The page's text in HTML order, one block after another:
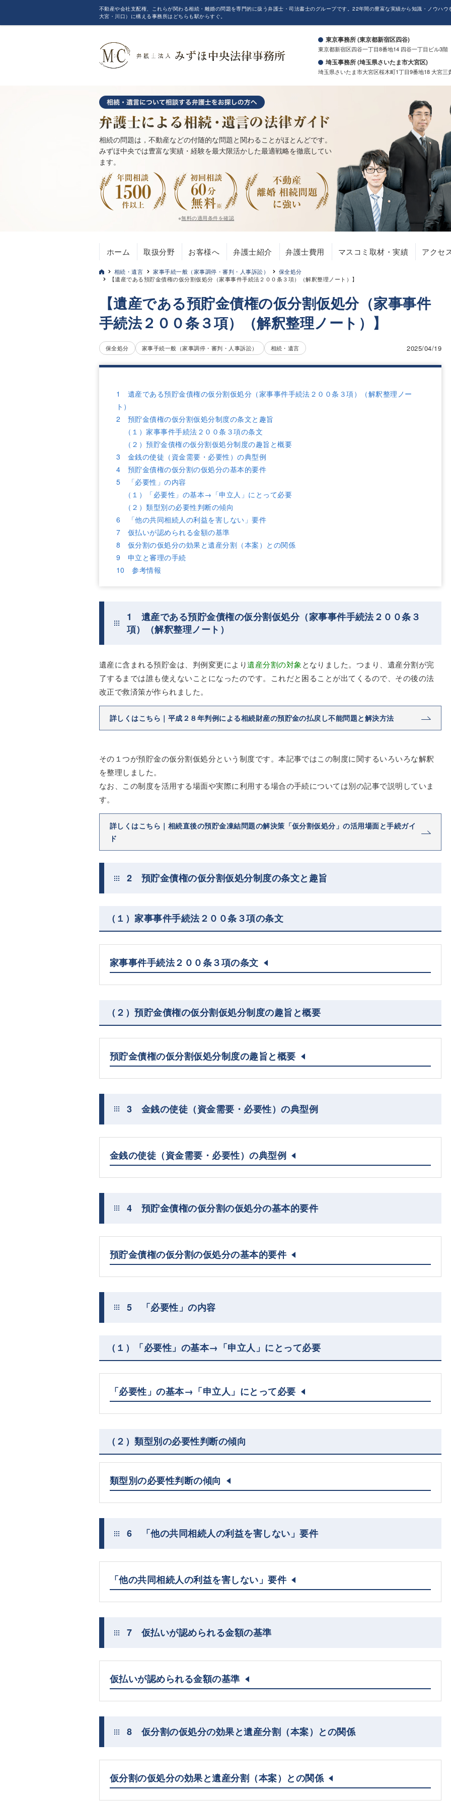
不動産や会社支配権、これらが関わる相続・離婚の問題を専門的に扱う弁護士・司法書士のグループです。22年間の豊富な実績から知識・ノウハ
大宮・川口）に構える事務所はどちらも駅からすぐ。
東京事務所 (東京都新宿区四谷)
東京都新宿区四谷一丁目8番地14 四谷一丁目ビル3階
埼玉事務所 (埼玉県さいたま市大宮区)
埼玉県さいたま市大宮区桜木町1丁目9番地18 大宮三
相続の問題は，不動産などの付随的な問題と関わることがほとんどです。
みずほ中央では豊富な実績・経験を最大限活かした最適戦略を徹底してい
ます。
※無料の適用条件を確認
ホーム 取扱分野 お客様へ 弁護士紹介 弁護士費用 マスコミ取材・実績 アクセ
相続・遺言 家事手続一般（家事調停・審判・人事訴訟）
保全処分
【遺産である預貯金債権の仮分割仮処分（家事事件手続法２００条３項）（解釈整理ノート）】
【遺産である預貯金債権の仮分割仮処分（家事事件
手続法２００条３項）（解釈整理ノート）】
保全処分 家事手続一般（家事調停・審判・人事訴訟） 相続・遺言 2025/04/19
1 遺産である預貯金債権の仮分割仮処分（家事事件手続法２００条３項）（解釈整理ノー
ト）
2 預貯金債権の仮分割仮処分制度の条文と趣旨
（１）家事事件手続法２００条３項の条文
（２）預貯金債権の仮分割仮処分制度の趣旨と概要
3 金銭の使徒（資金需要・必要性）の典型例
4 預貯金債権の仮分割の仮処分の基本的要件
5 「必要性」の内容
（１）「必要性」の基本→「申立人」にとって必要
（２）類型別の必要性判断の傾向
6 「他の共同相続人の利益を害しない」要件
7 仮払いが認められる金額の基準
8 仮分割の仮処分の効果と遺産分割（本案）との関係
9 申立と審理の手続
10 参考情報
1 遺産である預貯金債権の仮分割仮処分（家事事件手続法２００条３
項）（解釈整理ノート）
遺産に含まれる預貯金は、判例変更により遺産分割の対象 となりました。つまり、遺産分割が完
了するまでは誰も使えないことになったのです。これだと困ることが出てくるので、その後の法
改正で救済策が作られました。
詳しくはこちら｜平成２８年判例による相続財産の預貯金の払戻し不能問題と解決方法
その１つが預貯金の仮分割仮処分という制度です。本記事ではこの制度に関するいろいろな解釈
を整理しました。
なお、この制度を活用する場面や実際に利用する場合の手続については別の記事で説明していま
す。
詳しくはこちら｜相続直後の預貯金凍結問題の解決策「仮分割仮処分」の活用場面と手続ガイ
ド
2 預貯金債権の仮分割仮処分制度の条文と趣旨
（１）家事事件手続法２００条３項の条文
家事事件手続法２００条３項の条文
（２）預貯金債権の仮分割仮処分制度の趣旨と概要
預貯金債権の仮分割仮処分制度の趣旨と概要
3 金銭の使徒（資金需要・必要性）の典型例
金銭の使徒（資金需要・必要性）の典型例
4 預貯金債権の仮分割の仮処分の基本的要件
預貯金債権の仮分割の仮処分の基本的要件
5 「必要性」の内容
（１）「必要性」の基本→「申立人」にとって必要
「必要性」の基本→「申立人」にとって必要
（２）類型別の必要性判断の傾向
類型別の必要性判断の傾向
6 「他の共同相続人の利益を害しない」要件
「他の共同相続人の利益を害しない」要件
7 仮払いが認められる金額の基準
仮払いが認められる金額の基準
8 仮分割の仮処分の効果と遺産分割（本案）との関係
仮分割の仮処分の効果と遺産分割（本案）との関係